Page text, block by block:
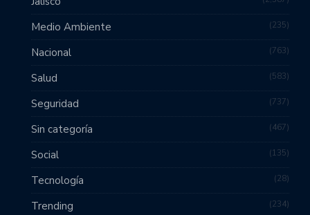
Medio Ambiente 235
Nacional 763
Salud 583
Seguridad 737
Sin categoría 467
Social 135
Tecnología 28
Trending 234